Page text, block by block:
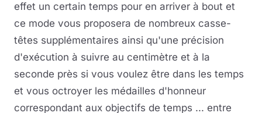
effet un certain temps pour en arriver à bout et
ce mode vous proposera de nombreux casse-
têtes supplémentaires ainsi qu'une précision
d'exécution à suivre au centimètre et à la
seconde près si vous voulez être dans les temps
et vous octroyer les médailles d'honneur
correspondant aux objectifs de temps ... entre